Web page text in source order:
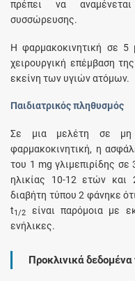
πρέπει να
συσσώρευσης.
Η φαρμακοκινητική σε 5
χειρουργική επέμβαση
εκείνη των υγιών ατόμων.
Παιδιατρικός πληθυσμός
Σε μια μελέτη σε μη
φαρμακοκινητική, η
του 1 mg γλιμεπιρίδης σε
ηλικίας 10-12 ετών και
διαβήτη τύπου 2 φάνηκε
t1/2
είναι παρόμοια με
ενήλικες.
Προκλινικά δεδομένα